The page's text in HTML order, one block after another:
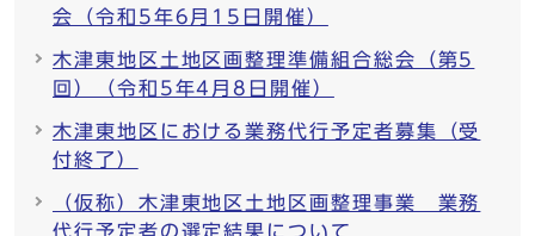
会（令和5年6月15日開催）
木津東地区土地区画整理準備組合総会（第5
回）（令和5年4月8日開催）
木津東地区における業務代行予定者募集（受
付終了）
（仮称）木津東地区土地区画整理事業 業務
代行予定者の選定結果について